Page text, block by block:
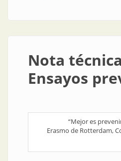
Nota
Ensayos
“Mejor es
Erasmo de Rotterdam,